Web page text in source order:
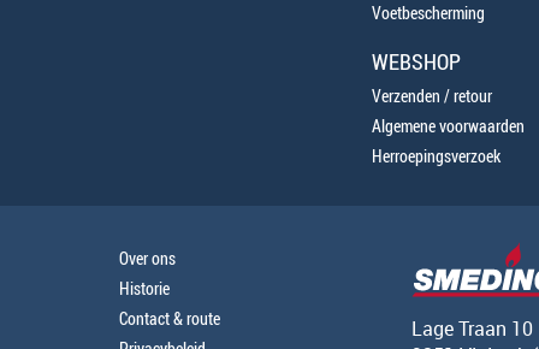
Voetbescherming
WEBSHOP
Verzenden / retour
Algemene voorwaarden
Herroepingsverzoek
Over ons
Historie
Contact & route
Lage Traan 10